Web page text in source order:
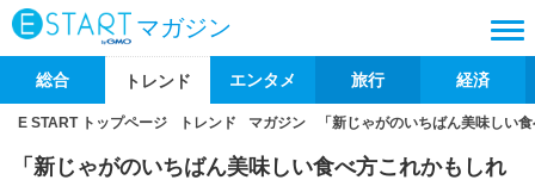
マガジン
総合 トレンド エンタメ 旅行 経済
E START トップページ トレンド マガジン 「新じゃがのいちばん美味しい
「新じゃがのいちばん美味しい食べ方これかもしれ